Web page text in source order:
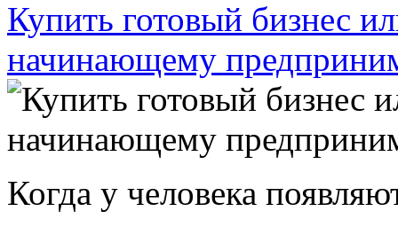
Купить готовый бизнес
начинающему
Когда у человека